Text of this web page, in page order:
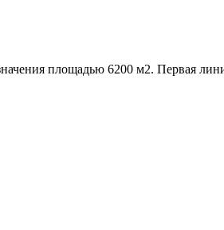
площадью 6200 м2. Первая